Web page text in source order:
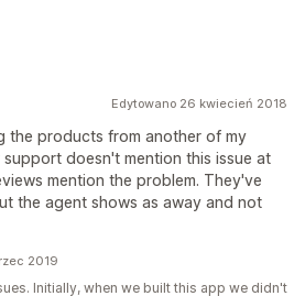
Edytowano 26 kwiecień 2018
the products from another of my
doesn't mention this issue at
mention the problem. They've
the agent shows as away and not
2019
Initially, when we built this app we didn't